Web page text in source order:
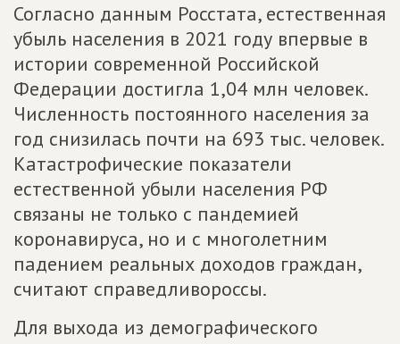
Согласно данным Росстата, естественная
убыль населения в 2021 году впервые в
истории современной Российской
Федерации достигла 1,04 млн человек.
Численность постоянного населения за
год снизилась почти на 693 тыс. человек.
Катастрофические показатели
естественной убыли населения РФ
связаны не только с пандемией
коронавируса, но и с многолетним
падением реальных доходов граждан,
считают справедливороссы.
Для выхода из демографического